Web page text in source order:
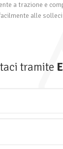
a trazione e
alle
tramite